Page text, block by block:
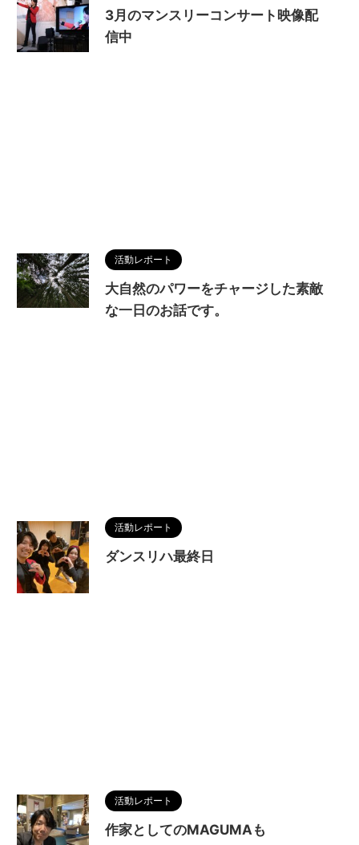
3月のマンスリーコンサート映像配
信中
活動レポート
大自然のパワーをチャージした素敵
な一日のお話です。
活動レポート
ダンスリハ最終日
活動レポート
作家としてのMAGUMAも